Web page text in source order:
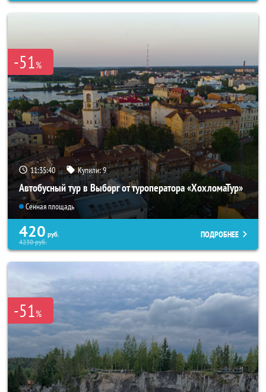
-51%
11:35:38 Купили:9
Автобусный тур в Выборг от туроператора «ХохломаТур»
Сенная площадь
420 руб.
4230руб.
ПОДРОБНЕЕ
-51%